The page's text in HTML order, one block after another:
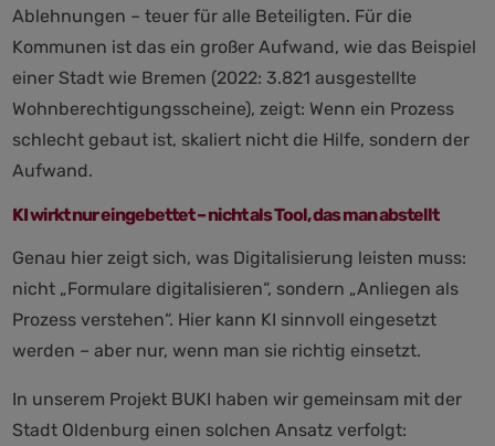
Ablehnungen – teuer für alle Beteiligten. Für die
Kommunen ist das ein großer Aufwand, wie das Beispiel
einer Stadt wie Bremen (2022: 3.821 ausgestellte
Wohnberechtigungsscheine), zeigt: Wenn ein Prozess
schlecht gebaut ist, skaliert nicht die Hilfe, sondern der
Aufwand.
KI wirkt nur eingebettet – nicht als Tool, das man abstellt
Genau hier zeigt sich, was Digitalisierung leisten muss:
nicht „Formulare digitalisieren“, sondern „Anliegen als
Prozess verstehen“. Hier kann KI sinnvoll eingesetzt
werden – aber nur, wenn man sie richtig einsetzt.
In unserem Projekt BUKI haben wir gemeinsam mit der
Stadt Oldenburg einen solchen Ansatz verfolgt: